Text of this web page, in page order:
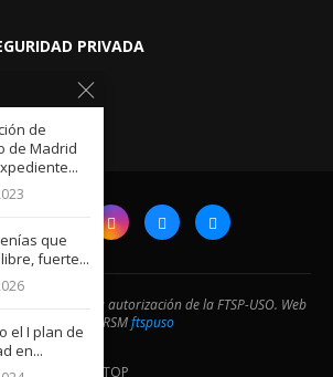
PRIVADA
sin la autorización de la FTSP-USO. Web
desarrollada por RSMftspuso
BACK TO TOP
de
de Madrid
que
fuerte...
el I plan de
en...